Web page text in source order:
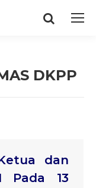
Search:
DKPP
dan
Pada 13